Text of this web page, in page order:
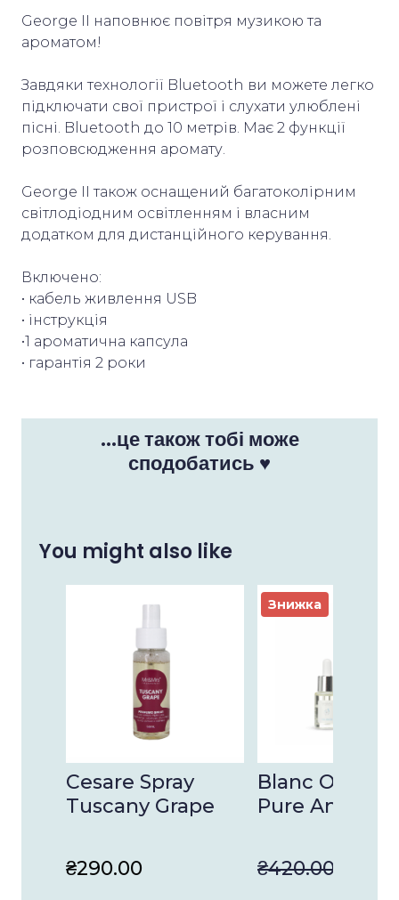
George II наповнює повітря музикою та
ароматом!
Завдяки технології Bluetooth ви можете легко
підключати свої пристрої і слухати улюблені
пісні. Bluetooth до 10 метрів. Має 2 функції
розповсюдження аромату.
George II також оснащений багатоколірним
світлодіодним освітленням і власним
додатком для дистанційного керування.
Включено:
• кабель живлення USB
• інструкція
•1 ароматична капсула
• гарантія 2 роки
...це також тобі може
сподобатись ♥
You might also like
Cesare Spray
Tuscany Grape
₴290.00
Знижка
Blanc Oils 15
Pure Amazon
₴420.00